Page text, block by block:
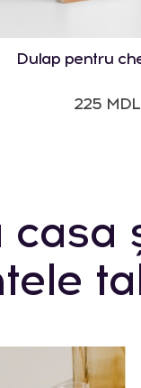
Dulap pentru
225 MDL